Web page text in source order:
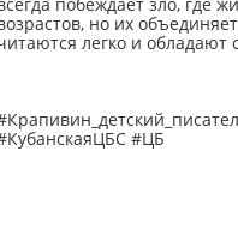
но их
легко и обладают
#ЦБ